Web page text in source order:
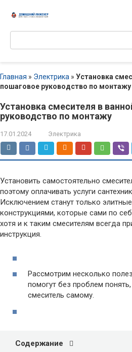
Поиск:
Главная » Электрика » Установка
пошаговое руководство по монтажу
Установка смесителя в
руководство по монтажу
17.01.2024 Электрика
Установить самостоятельно
поэтому оплачивать услуги
Исключением станут только
конструкциями, которые сами по
хотя и к таким смесителям всегда
инструкция.
Рассмотрим несколько
помогут без проблем
смеситель самому.
Содержание